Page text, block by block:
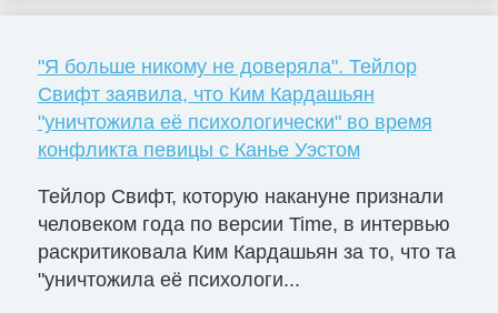
"Я больше никому не доверяла". Тейлор
Свифт заявила, что Ким Кардашьян
"уничтожила её психологически" во время
конфликта певицы с Канье Уэстом
Тейлор Свифт, которую накануне признали
человеком года по версии Time, в интервью
раскритиковала Ким Кардашьян за то, что та
"уничтожила её психологи...